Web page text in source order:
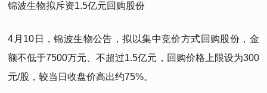
锦波生物拟斥资1.5亿元回购股份
4月10日，锦波生物公告，拟以集中竞价方式回购股份，金
额不低于7500万元、不超过1.5亿元，回购价格上限设为300
元/股，较当日收盘价高出约75%。